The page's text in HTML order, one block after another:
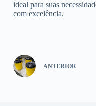
ideal para suas
com excelência.
ANTERIOR